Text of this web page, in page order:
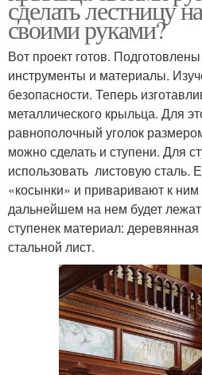
сделать лестницу
своими руками?
Вот проект готов.
инструменты и материалы.
безопасности. Теперь
металлического крыльца. Для
равнополочный уголок
можно сделать и ступени. Для
использовать листовую сталь.
«косынки» и приваривают к
дальнейшем на нем будет
ступенек материал:
стальной лист.